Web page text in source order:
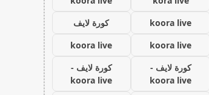
koora live
كورة لايف
koora live
koora live
كورة لايف -
koora live
كورة لايف -
koora live